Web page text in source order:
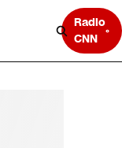
Radio
CNN